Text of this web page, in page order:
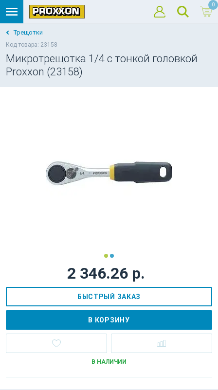
0
Трещотки
Код товара: 23158
Микротрещотка 1/4 с тонкой головкой
Proxxon (23158)
2 346.26 р.
БЫСТРЫЙ ЗАКАЗ
В КОРЗИНУ
В НАЛИЧИИ